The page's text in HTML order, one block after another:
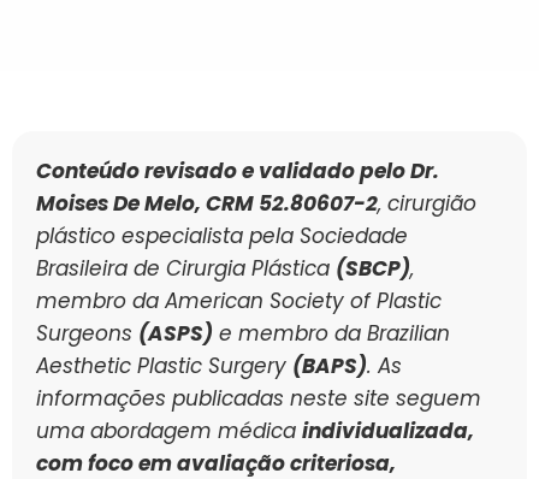
Conteúdo revisado e validado pelo Dr.
Moises De Melo, CRM 52.80607-2, cirurgião
plástico especialista pela Sociedade
Brasileira de Cirurgia Plástica (SBCP),
membro da American Society of Plastic
Surgeons (ASPS) e membro da Brazilian
Aesthetic Plastic Surgery (BAPS). As
informações publicadas neste site seguem
uma abordagem médica individualizada,
com foco em avaliação criteriosa,